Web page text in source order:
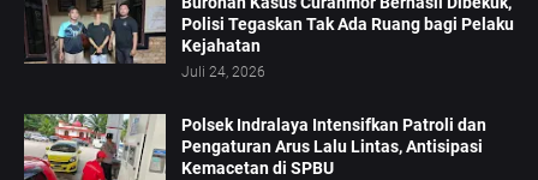
Polisi Tegaskan Tak Ada Ruang bagi Pelaku
Kejahatan
Juli 24, 2026
Polsek Indralaya Intensifkan Patroli dan
Pengaturan Arus Lalu Lintas, Antisipasi
Kemacetan di SPBU